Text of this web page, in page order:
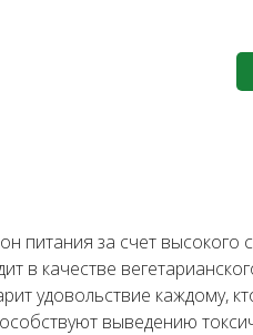
питания за счет высокого
в качестве
удовольствие каждому,
выведению